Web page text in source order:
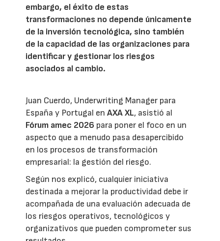
embargo, el éxito de estas
transformaciones no depende únicamente
de la inversión tecnológica, sino también
de la capacidad de las organizaciones para
identificar y gestionar los riesgos
asociados al cambio.
Juan Cuerdo, Underwriting Manager para
España y Portugal enAXA XL, asistió al
Fórum amec 2026 para poner el foco en un
aspecto que a menudo pasa desapercibido
en los procesos de transformación
empresarial: la gestión del riesgo.
Según nos explicó, cualquier iniciativa
destinada a mejorar la productividad debe ir
acompañada de una evaluación adecuada de
los riesgos operativos, tecnológicos y
organizativos que pueden comprometer sus